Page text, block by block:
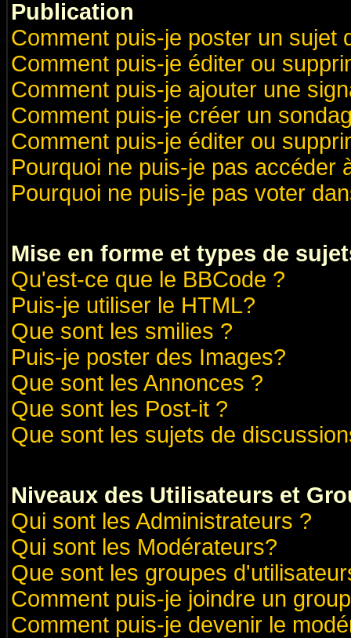
Publication
Comment puis-je poster un sujet
Comment puis-je éditer ou
Comment puis-je ajouter une
Comment puis-je créer un
Comment puis-je éditer ou
Pourquoi ne puis-je pas accéder
Pourquoi ne puis-je pas voter
Mise en forme et types de
Qu'est-ce que le BBCode ?
Puis-je utiliser le HTML?
Que sont les smilies ?
Puis-je poster des Images?
Que sont les Annonces ?
Que sont les Post-it ?
Que sont les sujets de
Niveaux des Utilisateurs et
Qui sont les Administrateurs ?
Qui sont les Modérateurs?
Que sont les groupes
Comment puis-je joindre un
Comment puis-je devenir le